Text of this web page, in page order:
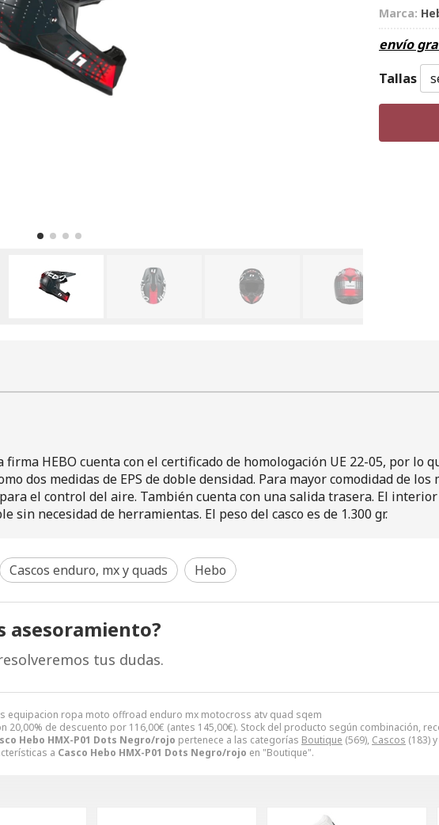
Marca:
envío
Tallas
equipacion ropa moto offroad enduro mx motocross atv quad sqem
20,00% de descuento por 116,00€ (antes 145,00€). Stock del producto según combinación,
Hebo HMX-P01 Dots Negro/rojo pertenece a las categorías Boutique (569), Cascos (183) y
a Casco Hebo HMX-P01 Dots Negro/rojo en "Boutique".
firma HEBO cuenta con el certificado de homologación UE 22-05, por lo
dos medidas de EPS de doble densidad. Para mayor comodidad de
el control del aire. También cuenta con una salida trasera. El
sin necesidad de herramientas. El peso del casco es de 1.300 gr.
Cascos enduro, mx y quads Hebo
asesoramiento?
tus dudas.